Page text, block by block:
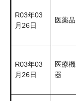
R03年03
月26日
医薬品
R03年03
月26日
医療機
器